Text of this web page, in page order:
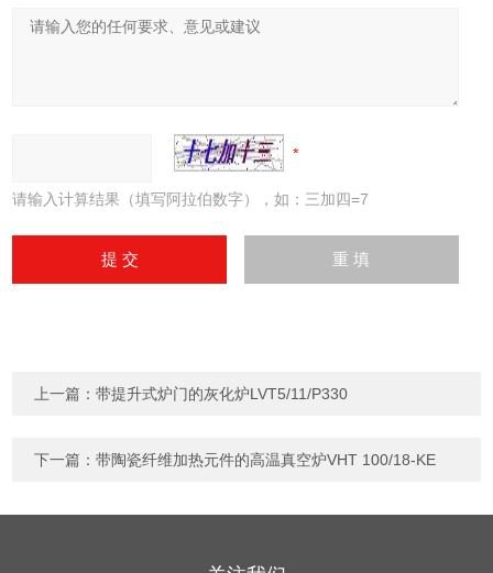
请输入计算结果（填写阿拉伯数字），如：三加四=7
上一篇：带提升式炉门的灰化炉LVT5/11/P330
下一篇：带陶瓷纤维加热元件的高温真空炉VHT 100/18-KE